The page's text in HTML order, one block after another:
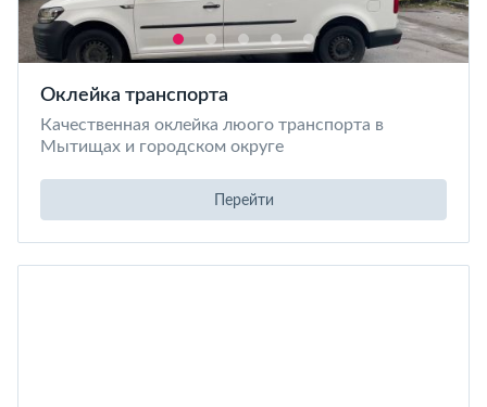
Оклейка транспорта
Качественная оклейка люого транспорта в
Мытищах и городском округе
Перейти